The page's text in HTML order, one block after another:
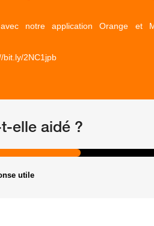
notre application Orange et
bit.ly/2NC1jpb
elle aidé ?
utile